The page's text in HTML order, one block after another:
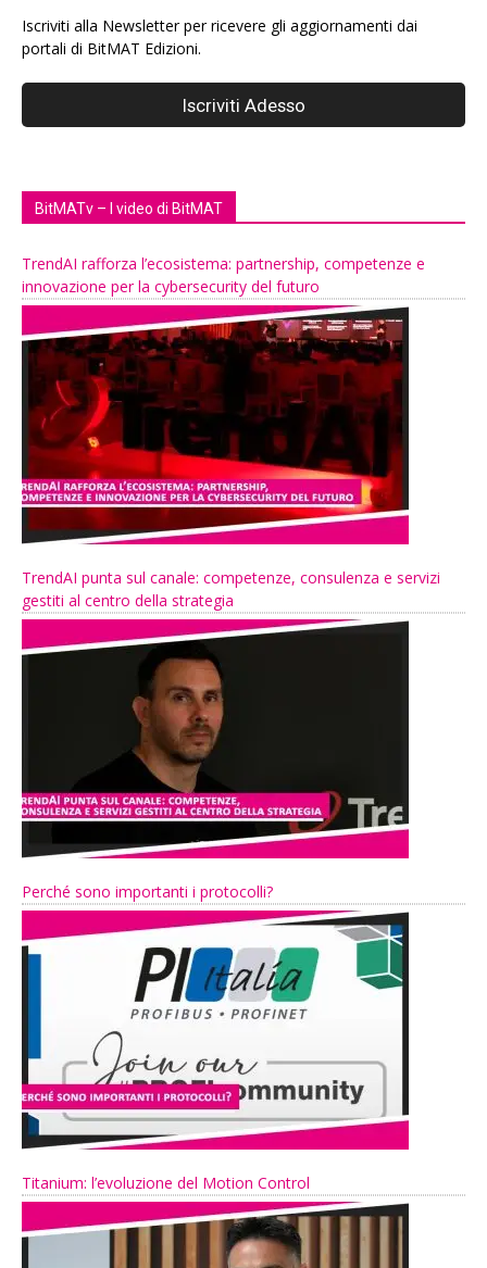
Iscriviti alla Newsletter per ricevere gli aggiornamenti dai
portali di BitMAT Edizioni.
BitMATv – I video di BitMAT
TrendAI rafforza l’ecosistema: partnership, competenze e
innovazione per la cybersecurity del futuro
TrendAI punta sul canale: competenze, consulenza e servizi
gestiti al centro della strategia
Perché sono importanti i protocolli?
Titanium: l’evoluzione del Motion Control